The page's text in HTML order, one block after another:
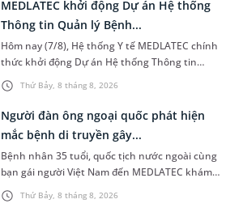
Thứ Bảy, 8 tháng 8, 2026
MEDLATEC khởi động Dự án Hệ thống
Thông tin Quản lý Bệnh...
Hôm nay (7/8), Hệ thống Y tế MEDLATEC chính
thức khởi động Dự án Hệ thống Thông tin
Quản lý Bệnh viện (HIS - Hospital Information
System) giai đoạn mới. Dự á...
Thứ Bảy, 8 tháng 8, 2026
Người đàn ông ngoại quốc phát hiện
mắc bệnh di truyền gây...
Bệnh nhân 35 tuổi, quốc tịch nước ngoài cùng
bạn gái người Việt Nam đến MEDLATEC khám
sức khỏe tiền hôn nhân. Qua thăm khám và
làm các xét nghiệm chuyên sâu,...